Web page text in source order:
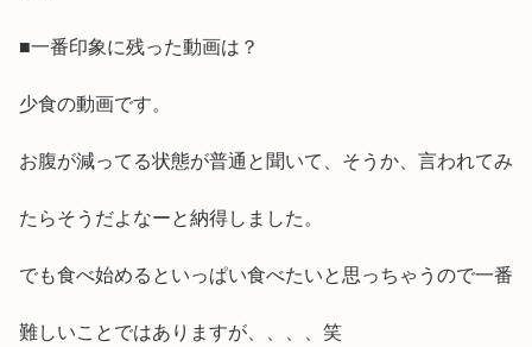
■一番印象に残った動画は？
少食の動画です。
お腹が減ってる状態が普通と聞いて、そうか、言われてみ
たらそうだよなーと納得しました。
でも食べ始めるといっぱい食べたいと思っちゃうので一番
難しいことではありますが、、、、笑